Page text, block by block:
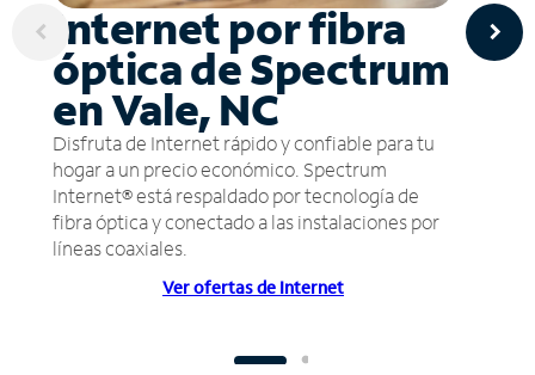
Internet por fibra
óptica de Spectrum
en Vale, NC
Disfruta de Internet rápido y confiable para tu
hogar a un precio económico. Spectrum
Internet® está respaldado por tecnología de
fibra óptica y conectado a las instalaciones por
líneas coaxiales.
Ver ofertas de Internet